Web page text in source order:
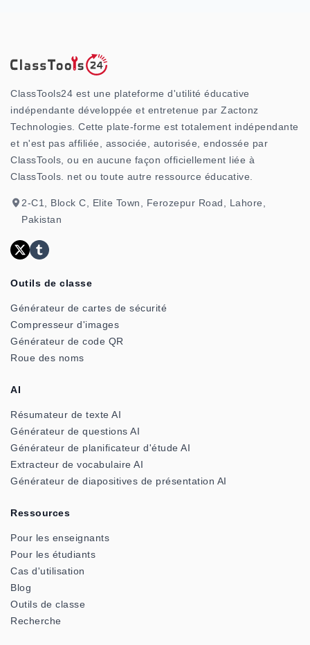
ClassTools24 est une plateforme d'utilité éducative
indépendante développée et entretenue par Zactonz
Technologies. Cette plate-forme est totalement indépendante
et n'est pas affiliée, associée, autorisée, endossée par
ClassTools, ou en aucune façon officiellement liée à
ClassTools. net ou toute autre ressource éducative.
2-C1, Block C, Elite Town, Ferozepur Road, Lahore,
Pakistan
Outils de classe
Générateur de cartes de sécurité
Compresseur d'images
Générateur de code QR
Roue des noms
AI
Résumateur de texte AI
Générateur de questions AI
Générateur de planificateur d'étude AI
Extracteur de vocabulaire AI
Générateur de diapositives de présentation AI
Ressources
Pour les enseignants
Pour les étudiants
Cas d'utilisation
Blog
Outils de classe
Recherche